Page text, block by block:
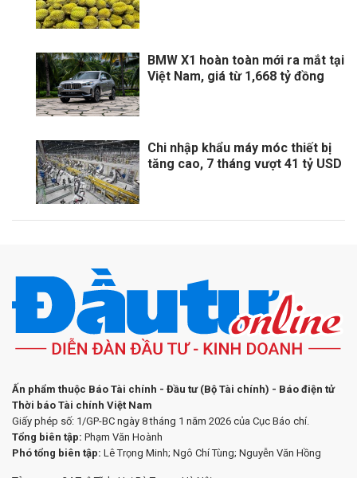
BMW X1 hoàn toàn mới ra mắt tại
Việt Nam, giá từ 1,668 tỷ đồng
Chi nhập khẩu máy móc thiết bị
tăng cao, 7 tháng vượt 41 tỷ USD
Ấn phẩm thuộc Báo Tài chính - Đầu tư (Bộ Tài chính) - Báo điện tử
Thời báo Tài chính Việt Nam
Giấy phép số: 1/GP-BC ngày 8 tháng 1 năm 2026 của Cục Báo chí.
Tổng biên tập: Phạm Văn Hoành
Phó tổng biên tập: Lê Trọng Minh; Ngô Chí Tùng; Nguyễn Văn Hồng